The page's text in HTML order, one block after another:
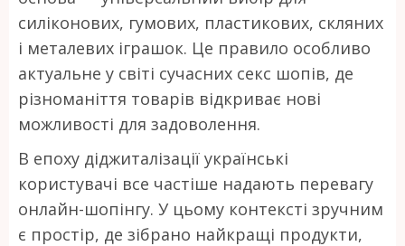
силіконових, гумових, пластикових, скляних
і металевих іграшок. Це правило особливо
актуальне у світі сучасних секс шопів, де
різноманіття товарів відкриває нові
можливості для задоволення.
В епоху діджиталізації українські
користувачі все частіше надають перевагу
онлайн-шопінгу. У цьому контексті зручним
є простір, де зібрано найкращі продукти,